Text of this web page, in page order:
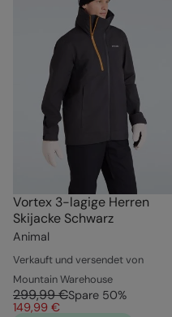
Vortex 3-lagige Herren
Skijacke Schwarz
Animal
Verkauft und versendet von
Mountain Warehouse
299,99 €Spare 50%
149,99 €